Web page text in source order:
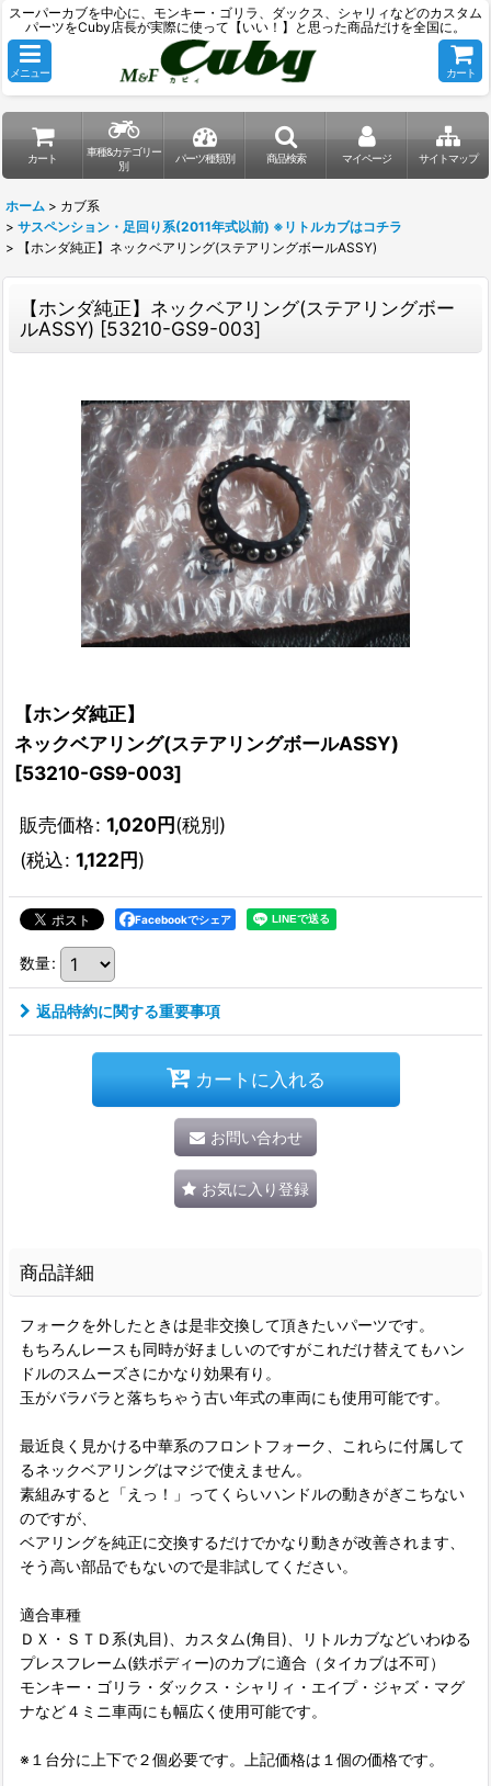
スーパーカブを中心に、モンキー・ゴリラ、ダックス、シャリィなどのカスタム
パーツをCuby店長が実際に使って【いい！】と思った商品だけを全国に。
メニュー カート
カート
車種&カテゴリー
別
パーツ種類別 商品検索 マイページ サイトマップ
ホーム > カブ系
> サスペンション・足回り系(2011年式以前) ※リトルカブはコチラ
>
【ホンダ純正】ネックベアリング(ステアリングボールASSY)
【ホンダ純正】ネックベアリング(ステアリングボー
ルASSY) [53210-GS9-003]
【ホンダ純正】
ネックベアリング(ステアリングボールASSY)
[53210-GS9-003]
販売価格: 1,020円(税別)
(税込: 1,122円)
Facebookでシェア
数量:
返品特約に関する重要事項
カートに入れる
お問い合わせ
お気に入り登録
商品詳細
フォークを外したときは是非交換して頂きたいパーツです。
もちろんレースも同時が好ましいのですがこれだけ替えてもハン
ドルのスムーズさにかなり効果有り。
玉がバラバラと落ちちゃう古い年式の車両にも使用可能です。
最近良く見かける中華系のフロントフォーク、これらに付属して
るネックベアリングはマジで使えません。
素組みすると「えっ！」ってくらいハンドルの動きがぎこちない
のですが、
ベアリングを純正に交換するだけでかなり動きが改善されます、
そう高い部品でもないので是非試してください。
適合車種
ＤＸ・ＳＴＤ系(丸目)、カスタム(角目)、リトルカブなどいわゆる
プレスフレーム(鉄ボディー)のカブに適合（タイカブは不可）
モンキー・ゴリラ・ダックス・シャリィ・エイプ・ジャズ・マグ
ナなど４ミニ車両にも幅広く使用可能です。
※１台分に上下で２個必要です。上記価格は１個の価格です。